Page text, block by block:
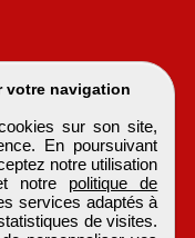
votre navigation
sur son site,
En poursuivant
notre utilisation
notre politique de
services adaptés à
de visites.